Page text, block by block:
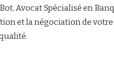
Avocat Spécialisé en
et la négociation de